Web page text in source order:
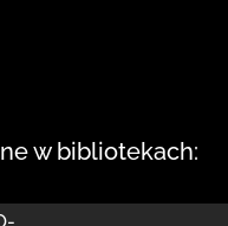
w bibliotekach: